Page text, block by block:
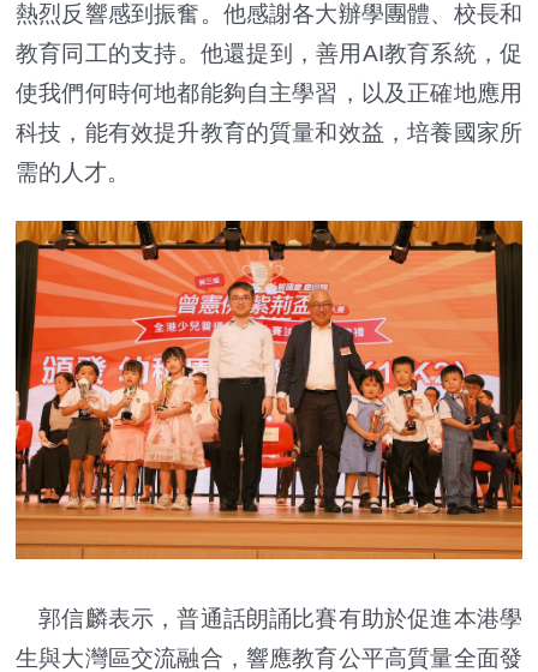
熱烈反響感到振奮。他感謝各大辦學團體、校長和
教育同工的支持。他還提到，善用AI教育系統，促
使我們何時何地都能夠自主學習，以及正確地應用
科技，能有效提升教育的質量和效益，培養國家所
需的人才。
郭信麟表示，普通話朗誦比賽有助於促進本港學
生與大灣區交流融合，響應教育公平高質量全面發